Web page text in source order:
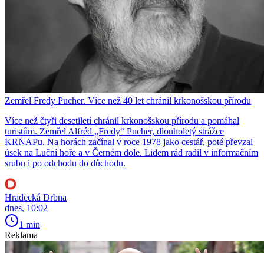
Zemřel Fredy Pucher. Více než 40 let chránil krkonošskou přírodu
Více než čtyři desetiletí chránil krkonošskou přírodu a pomáhal
turistům. Zemřel Alfréd „Fredy“ Pucher, dlouholetý strážce
KRNAPu. Na horách začínal v roce 1978 jako cestář, poté převzal
úsek na Luční hoře a v Černém dole. Lidem rád radil v informačním
srubu i po odchodu do důchodu.
Hradecká Drbna
dnes, 10:02
1 min
Reklama